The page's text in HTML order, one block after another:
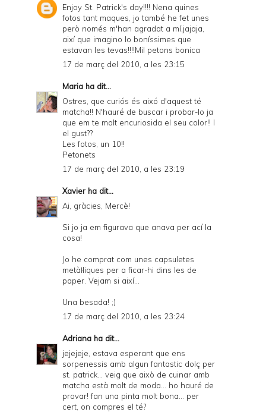
Enjoy St. Patrick's day!!!! Nena quines
fotos tant maques, jo també he fet unes
però només m'han agradat a mí,jajaja,
així que imagino lo boníssimes que
estavan les tevas!!!!Mil petons bonica
17 de març del 2010, a les 23:15
Maria ha dit...
Ostres, que curiós és aixó d'aquest té
matcha!! N'hauré de buscar i probar-lo ja
que em te molt encuriosida el seu color!! I
el gust??
Les fotos, un 10!!
Petonets
17 de març del 2010, a les 23:19
Xavier ha dit...
Ai, gràcies, Mercè!
Si jo ja em figurava que anava per ací la
cosa!
Jo he comprat com unes capsuletes
metàŀliques per a ficar-hi dins les de
paper. Vejam si així...
Una besada! ;)
17 de març del 2010, a les 23:24
Adriana ha dit...
jejejeje, estava esperant que ens
sorpenessis amb algun fantastic dolç per
st. patrick... veig que això de cuinar amb
matcha està molt de moda... ho hauré de
provar! fan una pinta molt bona... per
cert, on compres el té?